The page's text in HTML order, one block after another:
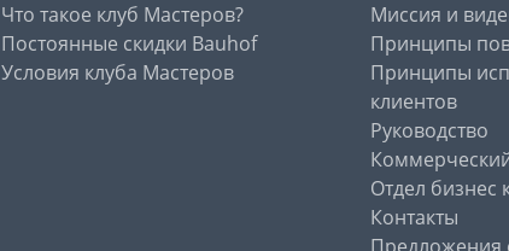
Что такое клуб Мастеров?
Постоянные скидки Bauhof
Условия клуба Мастеров
Миссия и
Принципы
Принципы
клиентов
Руководство
Отдел бизнес
Контакты